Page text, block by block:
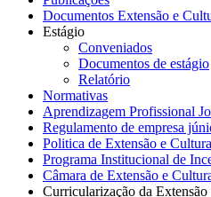
Documentos Extensão e
Estágio
Conveniados
Documentos de estágio
Relatório
Normativas
Aprendizagem Profissional
Regulamento de empresa
Politica de Extensão e Cultura
Programa Institucional de
Câmara de Extensão e
Curricularização da Extensão